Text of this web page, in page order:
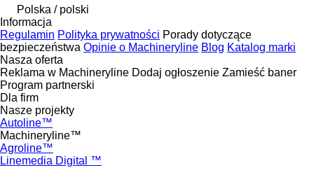
Polska / polski
Informacja
Regulamin Polityka prywatności Porady dotyczące
bezpieczeństwa Opinie o Machineryline Blog Katalog marki
Nasza oferta
Reklama w Machineryline Dodaj ogłoszenie Zamieść baner
Program partnerski
Dla firm
Nasze projekty
Autoline™
Machineryline™
Agroline™
Linemedia Digital ™